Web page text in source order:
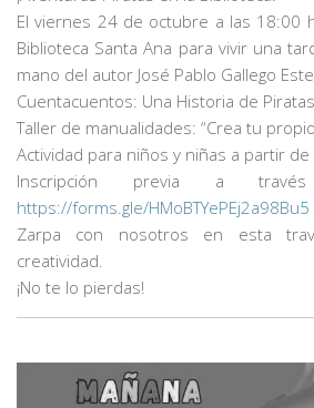
El viernes 24 de octubre a las 18:00
Biblioteca Santa Ana para vivir una
mano del autor José Pablo Gallego
Cuentacuentos: Una Historia de
Taller de manualidades: “Crea tu
Actividad para niños y niñas a partir de
Inscripción previa a
https://forms.gle/HMoBTYePEj2a98Bu5
Zarpa con nosotros en esta
creatividad.
¡No te lo pierdas!